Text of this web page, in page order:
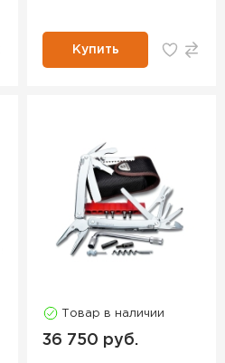
Купить
Товар в наличии
36 750 руб.